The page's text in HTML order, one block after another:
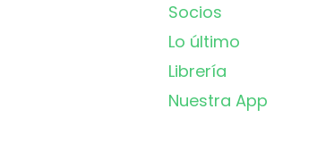
Socios
Lo último
Librería
Nuestra App